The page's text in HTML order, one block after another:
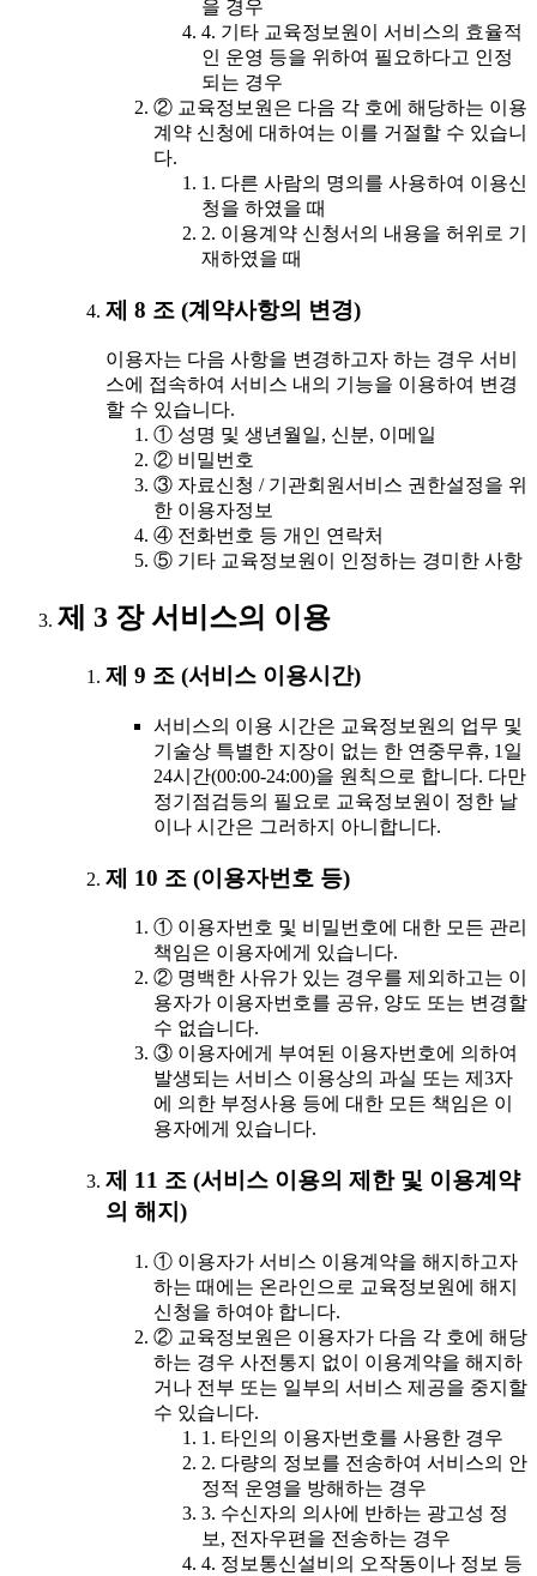
을 경우
4. 기타 교육정보원이 서비스의 효율적
인 운영 등을 위하여 필요하다고 인정
되는 경우
② 교육정보원은 다음 각 호에 해당하는 이용
계약 신청에 대하여는 이를 거절할 수 있습니
다.
1. 다른 사람의 명의를 사용하여 이용신
청을 하였을 때
2. 이용계약 신청서의 내용을 허위로 기
재하였을 때
제 8 조 (계약사항의 변경)
이용자는 다음 사항을 변경하고자 하는 경우 서비
스에 접속하여 서비스 내의 기능을 이용하여 변경
할 수 있습니다.
① 성명 및 생년월일, 신분, 이메일
② 비밀번호
③ 자료신청 / 기관회원서비스 권한설정을 위
한 이용자정보
④ 전화번호 등 개인 연락처
⑤ 기타 교육정보원이 인정하는 경미한 사항
제 3 장 서비스의 이용
제 9 조 (서비스 이용시간)
서비스의 이용 시간은 교육정보원의 업무 및
기술상 특별한 지장이 없는 한 연중무휴, 1일
24시간(00:00-24:00)을 원칙으로 합니다. 다만
정기점검등의 필요로 교육정보원이 정한 날
이나 시간은 그러하지 아니합니다.
제 10 조 (이용자번호 등)
① 이용자번호 및 비밀번호에 대한 모든 관리
책임은 이용자에게 있습니다.
② 명백한 사유가 있는 경우를 제외하고는 이
용자가 이용자번호를 공유, 양도 또는 변경할
수 없습니다.
③ 이용자에게 부여된 이용자번호에 의하여
발생되는 서비스 이용상의 과실 또는 제3자
에 의한 부정사용 등에 대한 모든 책임은 이
용자에게 있습니다.
제 11 조 (서비스 이용의 제한 및 이용계약
의 해지)
① 이용자가 서비스 이용계약을 해지하고자
하는 때에는 온라인으로 교육정보원에 해지
신청을 하여야 합니다.
② 교육정보원은 이용자가 다음 각 호에 해당
하는 경우 사전통지 없이 이용계약을 해지하
거나 전부 또는 일부의 서비스 제공을 중지할
수 있습니다.
1. 타인의 이용자번호를 사용한 경우
2. 다량의 정보를 전송하여 서비스의 안
정적 운영을 방해하는 경우
3. 수신자의 의사에 반하는 광고성 정
보, 전자우편을 전송하는 경우
4. 정보통신설비의 오작동이나 정보 등